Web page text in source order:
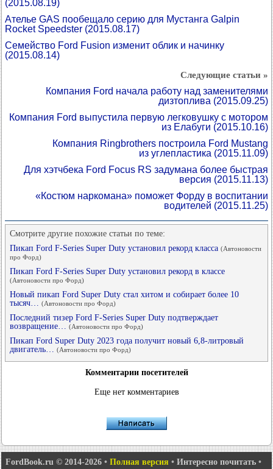
(2015.08.19)
Ателье GAS пообещало серию для Мустанга Galpin
Rocket Speedster (2015.08.17)
Семейство Ford Fusion изменит облик и начинку
(2015.08.14)
Следующие статьи »
Компания Ford начала работу над заменителями
дизтоплива (2015.09.25)
Компания Ford выпустила первую легковушку с мотором
из Елабуги (2015.10.16)
Компания Ringbrothers построила Ford Mustang
из углепластика (2015.11.09)
Для хэтчбека Ford Focus RS задумана более быстрая
версия (2015.11.13)
«Костюм наркомана» поможет Форду в воспитании
водителей (2015.11.25)
Смотрите другие похожие статьи по теме:
Пикап Ford F-Series Super Duty установил рекорд класса (Автоновости
про Форд)
Пикап Ford F-Series Super Duty установил рекорд в классе
(Автоновости про Форд)
Новый пикап Ford Super Duty стал хитом и собирает более 10
тысяч… (Автоновости про Форд)
Последний тизер Ford F-Series Super Duty подтверждает
возвращение… (Автоновости про Форд)
Пикап Ford Super Duty 2023 года получит новый 6,8-литровый
двигатель… (Автоновости про Форд)
Комментарии посетителей
Еще нет комментариев
FordBook.ru © 2014-2026 • Полная версия • Интересно почитать •